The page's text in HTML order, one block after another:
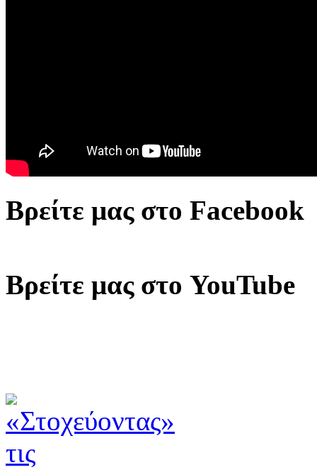
Βρείτε μας στο Facebook
Βρείτε μας στο YouTube